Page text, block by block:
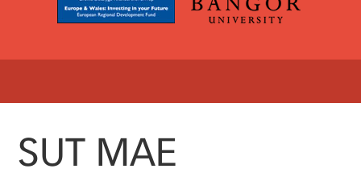
SUT MAE